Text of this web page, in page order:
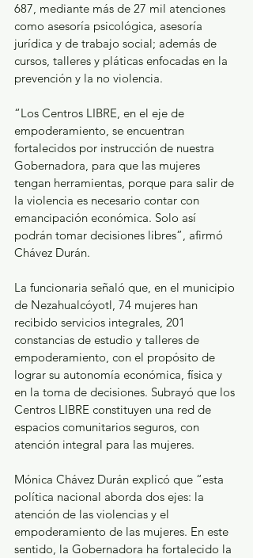
687, mediante más de 27 mil atenciones
como asesoría psicológica, asesoría
jurídica y de trabajo social; además de
cursos, talleres y pláticas enfocadas en la
prevención y la no violencia.
“Los Centros LIBRE, en el eje de
empoderamiento, se encuentran
fortalecidos por instrucción de nuestra
Gobernadora, para que las mujeres
tengan herramientas, porque para salir de
la violencia es necesario contar con
emancipación económica. Solo así
podrán tomar decisiones libres”, afirmó
Chávez Durán.
La funcionaria señaló que, en el municipio
de Nezahualcóyotl, 74 mujeres han
recibido servicios integrales, 201
constancias de estudio y talleres de
empoderamiento, con el propósito de
lograr su autonomía económica, física y
en la toma de decisiones. Subrayó que los
Centros LIBRE constituyen una red de
espacios comunitarios seguros, con
atención integral para las mujeres.
Mónica Chávez Durán explicó que “esta
política nacional aborda dos ejes: la
atención de las violencias y el
empoderamiento de las mujeres. En este
sentido, la Gobernadora ha fortalecido la